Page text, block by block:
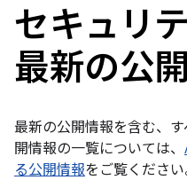
セキュリ
最新の公
最新の公開情報を含む、
開情報の一覧については、
る公開情報をご覧ください